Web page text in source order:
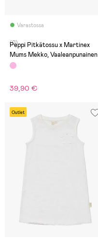
Varastossa
(0)
Peppi Pitkätossu x Martinex
Mums Mekko, Vaaleanpunainen
39,90 €
Outlet